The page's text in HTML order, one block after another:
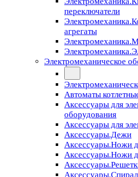
переключатели
агрегаты
Электромеханическое
Автоматы
Аксессуары для
оборудования
Аксессуары для
Аксессуары.Дежи
Аксессуары.Ножи
Аксессуары.Ножи